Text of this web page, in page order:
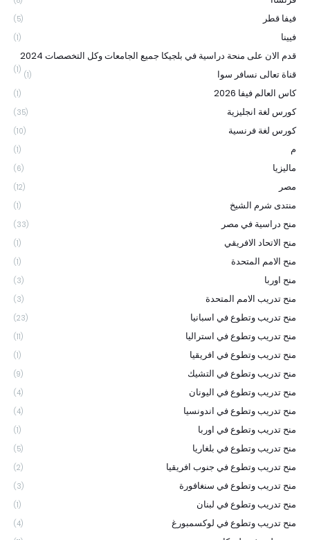
فيفا قطر (5)
فيينا (1)
قدم الان على منحة دراسية في بلجيكا جميع الجامعات وكل التخصصات 2024
(1) قناة تعالى نسافر سوا (1)
كاس العالم فيفا 2026 (1)
كورس لغة انجليزية (35)
كورس لغة فرنسية (10)
م (1)
ماليزيا (6)
مصر (12)
منتدى شرم الشيخ (1)
منح دراسية في مصر (33)
منح الاتحاد الافريقي (1)
منح الامم المتحدة (1)
منح اوربا (3)
منح تدريب الامم المتحدة (3)
منح تدريب وتطوع في اسبانيا (23)
منح تدريب وتطوع في استراليا (11)
منح تدريب وتطوع في افريقيا (1)
منح تدريب وتطوع في التشيك (9)
منح تدريب وتطوع في اليونان (4)
منح تدريب وتطوع في اندونسيا (4)
منح تدريب وتطوع في اوربا (1)
منح تدريب وتطوع في بلغاريا (5)
منح تدريب وتطوع في جنوب افريقيا (2)
منح تدريب وتطوع في سنغافورة (3)
منح تدريب وتطوع في لبنان (1)
منح تدريب وتطوع في لوكسمبورغ (4)